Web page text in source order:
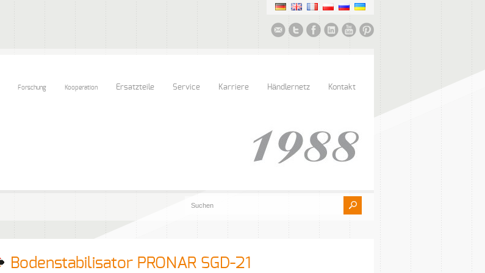
Forschung Kooperation Ersatzteile Service Karriere Händlernetz Kontakt
Bodenstabilisator PRONAR SGD-21